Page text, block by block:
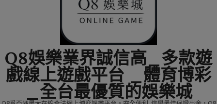
Q8娛樂業界誠信高_多款遊
戲線上遊戲平台 _體育博彩
_全台最優質的娛樂城